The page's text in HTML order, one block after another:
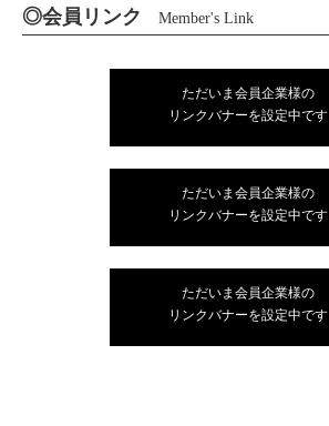
◎会員リンク Member's Link
ただいま会員企業様の
リンクバナーを設定中です
ただいま会員企業様の
リンクバナーを設定中です
ただいま会員企業様の
リンクバナーを設定中です